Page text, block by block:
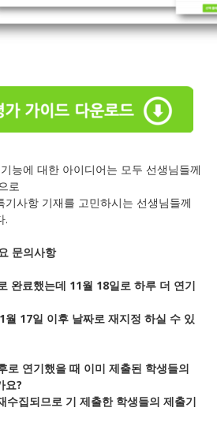
능에 대한 아이디어는 모두 선생님들께
로
사항 기재를 고민하시는 선생님들께
.
문의사항
완료했는데 11월 18일로 하루 더 연기
17일 이후 날짜로 재지정 하실 수 있
로 연기했을 때 이미 제출된 학생들의
요?
수집되므로 기 제출한 학생들의 제출기